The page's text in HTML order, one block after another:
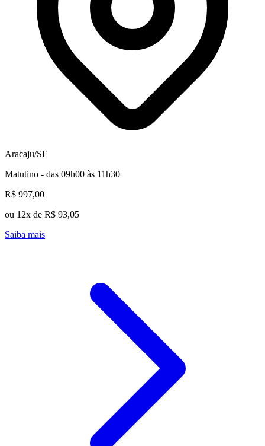
Aracaju/SE
Matutino - das 09h00 às 11h30
R$ 997,00
ou 12x de R$ 93,05
Saiba mais